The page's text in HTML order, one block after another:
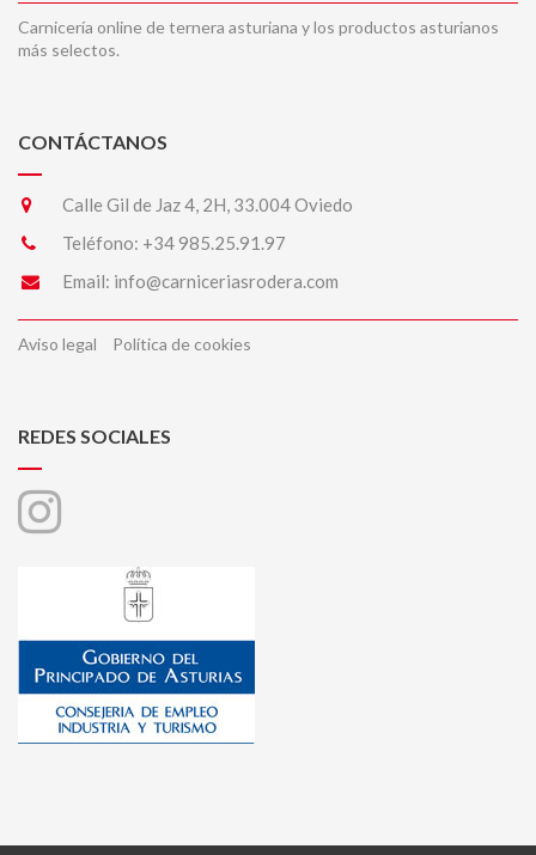
Carnicería online de ternera asturiana y los productos asturianos
más selectos.
CONTÁCTANOS
Calle Gil de Jaz 4, 2H, 33.004 Oviedo
Teléfono: +34 985.25.91.97
Email: info@carniceriasrodera.com
Aviso legal Política de cookies
REDES SOCIALES